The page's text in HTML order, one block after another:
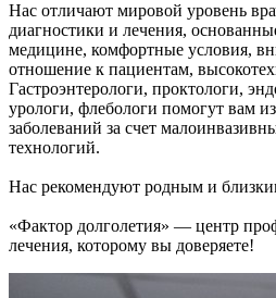
Нас отличают мировой уровень
диагностики и лечения,
медицине, комфортные условия,
отношение к пациентам,
Гастроэнтерологи, проктологи,
урологи, флебологи помогут вам
заболеваний за счет
технологий.
Нас рекомендуют родным и
«Фактор долголетия» — центр
лечения, которому вы доверяете!